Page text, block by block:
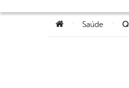
Você está aqui:
Saúde